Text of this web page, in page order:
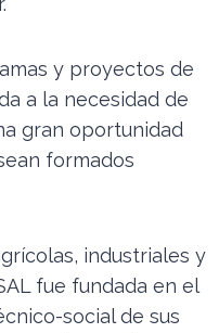
y proyectos de
a la necesidad de
gran oportunidad
formados
industriales y
fue fundada en el
social de sus